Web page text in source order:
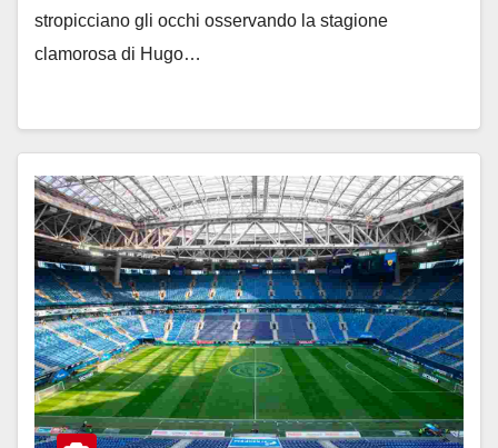
stropicciano gli occhi osservando la stagione
clamorosa di Hugo…